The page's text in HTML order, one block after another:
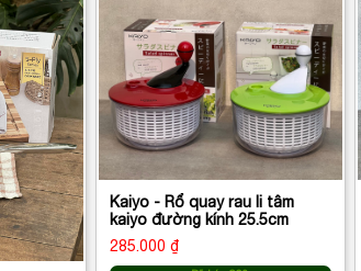
Kaiyo - Rổ quay rau li tâm
kaiyo đường kính 25.5cm
285.000 ₫